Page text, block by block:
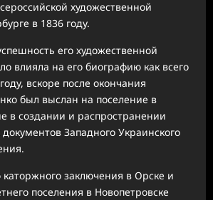
художественной
в 1836 году.
его художественной
влияла на его биографию как всего
вскоре после окончания
был выслан на поселение в
в создании и распространении
Западного Украинского
каторжного заключения в Орске и
поселения в Новопетровске